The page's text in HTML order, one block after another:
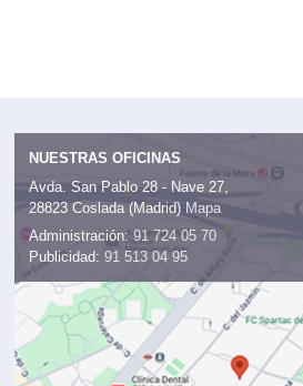
NUESTRAS OFICINAS
Avda. San Pablo 28 - Nave 27,
28823 Coslada (Madrid) Mapa
Administración: 91 724 05 70
Publicidad: 91 513 04 95